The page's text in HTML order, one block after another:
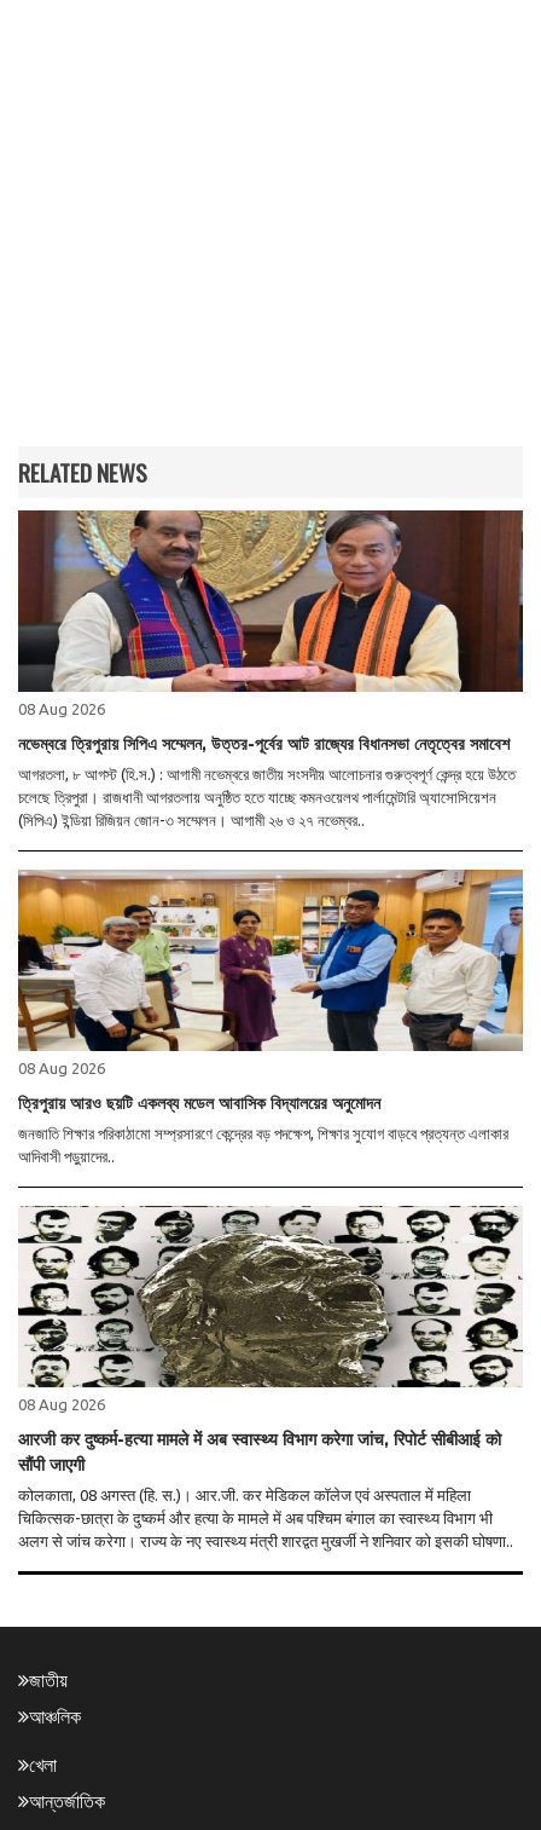
RELATED NEWS
08 Aug 2026
নভেম্বরে ত্রিপুরায় সিপিএ সম্মেলন, উত্তর-পূর্বের আট রাজ্যের বিধানসভা নেতৃত্বের সমাবেশ
আগরতলা, ৮ আগস্ট (হি.স.) : আগামী নভেম্বরে জাতীয় সংসদীয় আলোচনার গুরুত্বপূর্ণ কেন্দ্র হয়ে উঠতে
চলেছে ত্রিপুরা। রাজধানী আগরতলায় অনুষ্ঠিত হতে যাচ্ছে কমনওয়েলথ পার্লামেন্টারি অ্যাসোসিয়েশন
(সিপিএ) ইন্ডিয়া রিজিয়ন জোন-৩ সম্মেলন। আগামী ২৬ ও ২৭ নভেম্বর..
08 Aug 2026
ত্রিপুরায় আরও ছয়টি একলব্য মডেল আবাসিক বিদ্যালয়ের অনুমোদন
জনজাতি শিক্ষার পরিকাঠামো সম্প্রসারণে কেন্দ্রের বড় পদক্ষেপ, শিক্ষার সুযোগ বাড়বে প্রত্যন্ত এলাকার
আদিবাসী পড়ুয়াদের..
08 Aug 2026
आरजी कर दुष्कर्म-हत्या मामले में अब स्वास्थ्य विभाग करेगा जांच, रिपोर्ट सीबीआई को
सौंपी जाएगी
कोलकाता, 08 अगस्त (हि. स.)। आर.जी. कर मेडिकल कॉलेज एवं अस्पताल में महिला
चिकित्सक-छात्रा के दुष्कर्म और हत्या के मामले में अब पश्चिम बंगाल का स्वास्थ्य विभाग भी
अलग से जांच करेगा। राज्य के नए स्वास्थ्य मंत्री शारद्वत मुखर्जी ने शनिवार को इसकी घोषणा..
জাতীয়
আঞ্চলিক
খেলা
আন্তর্জাতিক